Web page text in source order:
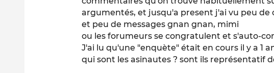
argumentés, et jusqu'a present j'ai vu peu
et peu de messages gnan gnan, mimi
ou les forumeurs se congratulent et s'auto-
J'ai lu qu'une "enquète" était en cours il y a 1
qui sont les asinautes ? sont ils représentatif